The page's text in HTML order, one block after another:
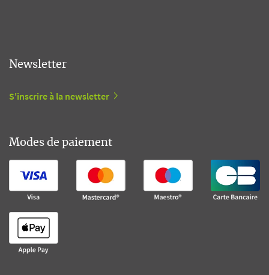
Newsletter
S'inscrire à la newsletter
Modes de paiement